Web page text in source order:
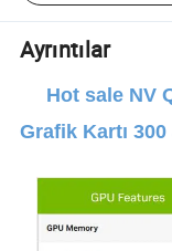
Ayrıntılar
Hot sale NV
Grafik Kartı